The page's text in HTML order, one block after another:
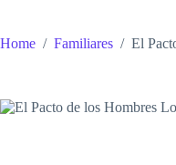
Home / Familiares / El